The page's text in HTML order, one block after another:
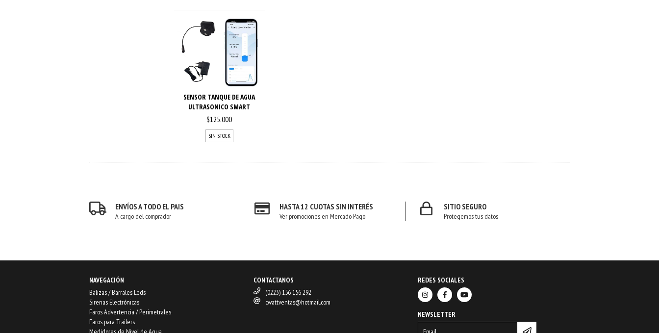
SENSOR TANQUE DE AGUA
ULTRASONICO SMART
$125.000
SIN STOCK
ENVÍOS A TODO EL PAIS
A cargo del comprador
HASTA 12 CUOTAS SIN INTERÉS
Ver promociones en Mercado Pago
SITIO SEGURO
Protegemos tus datos
NAVEGACIÓN
Balizas / Barrales Leds
Sirenas Electrónicas
Faros Advertencia / Perimetrales
Faros para Trailers
CONTACTANOS
(0223) 156 156 292
cwattventas@hotmail.com
REDES SOCIALES
NEWSLETTER